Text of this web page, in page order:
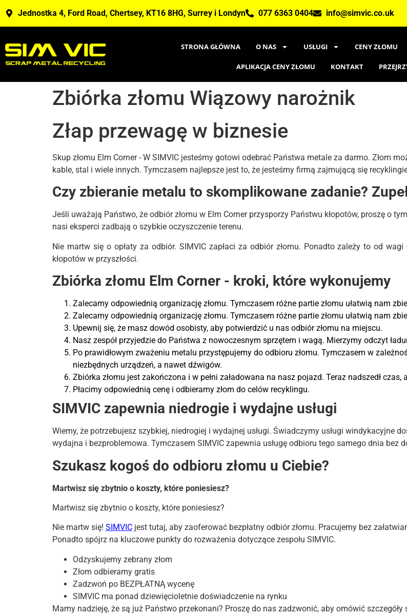
Jednostka 4, Ford Road, Chertsey, KT16 8HG, Surrey i Londyn 077 6363 0404 info@simvic.co.uk
STRONA GŁÓWNA O NAS USŁUGI CENY ZŁOMU
APLIKACJA CENY ZŁOMU KONTAKT
Zbiórka złomu Wiązowy narożnik
Złap przewagę w biznesie
Skup złomu Elm Corner - W SIMVIC jesteśmy gotowi odebrać Państwa metale za darmo. Złom
kable, stal i wiele innych. Tymczasem najlepsze jest to, że jesteśmy firmą zajmującą się
Czy zbieranie metalu to skomplikowane zadanie?
Jeśli uważają Państwo, że odbiór złomu w Elm Corner przysporzy Państwu kłopotów, proszę o
nasi eksperci zadbają o szybkie oczyszczenie terenu.
Nie martw się o opłaty za odbiór. SIMVIC zapłaci za odbiór złomu. Ponadto zależy to od
kłopotów w przyszłości.
Zbiórka złomu Elm Corner - kroki, które wykonujemy
Zalecamy odpowiednią organizację złomu. Tymczasem różne partie złomu ułatwią nam
Zalecamy odpowiednią organizację złomu. Tymczasem różne partie złomu ułatwią nam
Upewnij się, że masz dowód osobisty, aby potwierdzić u nas odbiór złomu na miejscu.
Nasz zespół przyjedzie do Państwa z nowoczesnym sprzętem i wagą. Mierzymy odczyt
Po prawidłowym zważeniu metalu przystępujemy do odbioru złomu. Tymczasem w
niezbędnych urządzeń, a nawet dźwigów.
Zbiórka złomu jest zakończona i w pełni załadowana na nasz pojazd. Teraz nadszedł czas,
Płacimy odpowiednią cenę i odbieramy złom do celów recyklingu.
SIMVIC zapewnia niedrogie i wydajne usługi
Wiemy, że potrzebujesz szybkiej, niedrogiej i wydajnej usługi. Świadczymy usługi windykacyjne
wydajna i bezproblemowa. Tymczasem SIMVIC zapewnia usługę odbioru tego samego dnia bez
Szukasz kogoś do odbioru złomu u Ciebie?
Martwisz się zbytnio o koszty, które poniesiesz?
Martwisz się zbytnio o koszty, które poniesiesz?
Nie martw się! SIMVIC jest tutaj, aby zaoferować bezpłatny odbiór złomu. Pracujemy bez
Ponadto spójrz na kluczowe punkty do rozważenia dotyczące zespołu SIMVIC.
Odzyskujemy zebrany złom
Złom odbieramy gratis
Zadzwoń po BEZPŁATNĄ wycenę
SIMVIC ma ponad dziewięcioletnie doświadczenie na rynku
Mamy nadzieję, że są już Państwo przekonani? Proszę do nas zadzwonić, aby omówić szczegóły